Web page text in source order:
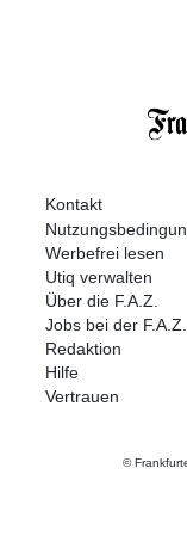
Kontakt
Werbefrei lesen
Utiq verwalten
Über die F.A.Z.
Jobs bei der F.A.Z.
Redaktion
Hilfe
Vertrauen
©